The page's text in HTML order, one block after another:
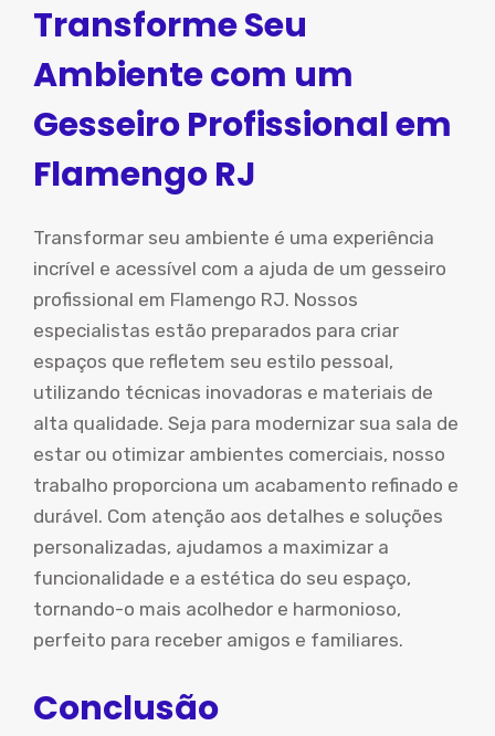
Transforme Seu
Ambiente com um
Gesseiro Profissional em
Flamengo RJ
Transformar seu ambiente é uma experiência
incrível e acessível com a ajuda de um gesseiro
profissional em Flamengo RJ. Nossos
especialistas estão preparados para criar
espaços que refletem seu estilo pessoal,
utilizando técnicas inovadoras e materiais de
alta qualidade. Seja para modernizar sua sala de
estar ou otimizar ambientes comerciais, nosso
trabalho proporciona um acabamento refinado e
durável. Com atenção aos detalhes e soluções
personalizadas, ajudamos a maximizar a
funcionalidade e a estética do seu espaço,
tornando-o mais acolhedor e harmonioso,
perfeito para receber amigos e familiares.
Conclusão